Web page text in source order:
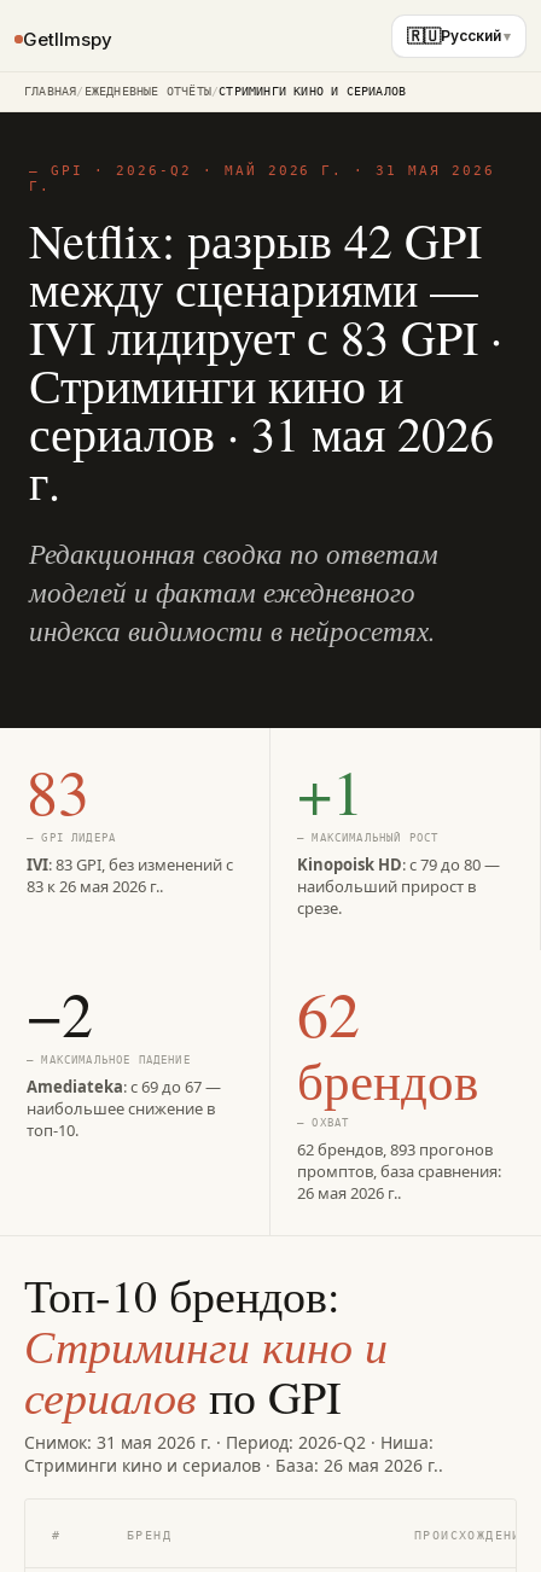
Getllmspy 🇷🇺Русский
ГЛАВНАЯ/ ЕЖЕДНЕВНЫЕ ОТЧЁТЫ/СТРИМИНГИ КИНО И СЕРИАЛОВ
— GPI · 2026-Q2 · МАЙ 2026 Г. ·31 МАЯ 2026
Г.
Netflix: разрыв 42 GPI
между сценариями —
IVI лидирует с 83 GPI ·
Стриминги кино и
сериалов · 31 мая 2026
г.
Редакционная сводка по ответам
моделей и фактам ежедневного
индекса видимости в нейросетях.
83
— GPI ЛИДЕРА
IVI: 83 GPI, без изменений с
83 к 26 мая 2026 г..
+1
— МАКСИМАЛЬНЫЙ РОСТ
Kinopoisk HD: с 79 до 80 —
наибольший прирост в
срезе.
−2
— МАКСИМАЛЬНОЕ ПАДЕНИЕ
Amediateka: с 69 до 67 —
наибольшее снижение в
топ-10.
62
брендов
— ОХВАТ
62 брендов, 893 прогонов
промптов, база сравнения:
26 мая 2026 г..
Топ-10 брендов:
Стриминги кино и
сериалов по GPI
Снимок: 31 мая 2026 г. · Период: 2026-Q2 · Ниша:
Стриминги кино и сериалов · База: 26 мая 2026 г..
# БРЕНД ПРОИСХОЖДЕНИЕ